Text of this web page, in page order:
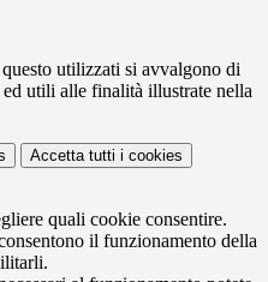
utilizzati si avvalgono di
utili alle finalità illustrate nella
Accetta tutti i cookies
quali cookie consentire.
il funzionamento della